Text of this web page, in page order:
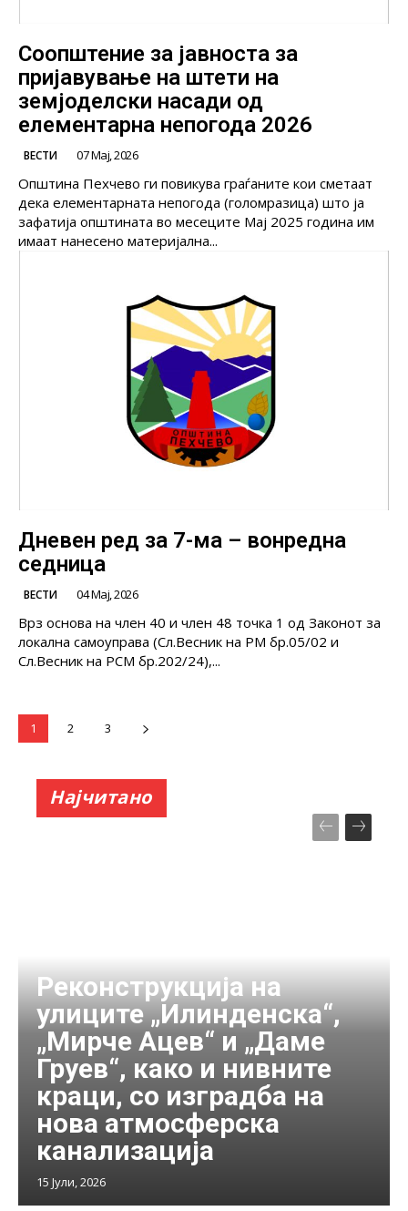
Соопштение за јавноста за
пријавување на штети на
земјоделски насади од
елементарна непогода 2026
ВЕСТИ 07 Мај, 2026
Општина Пехчево ги повикува граѓаните кои сметаат
дека елементарната непогода (голомразица) што ја
зафатија општината во месеците Mај 2025 година им
имаат нанесено материјална...
Дневен ред за 7-ма – вонредна
седница
ВЕСТИ 04 Мај, 2026
Врз основа на член 40 и член 48 точка 1 од Законот за
локална самоуправа (Сл.Весник на РМ бр.05/02 и
Сл.Весник на РСМ бр.202/24),...
1 2 3
Најчитано
Реконструкција на
улиците „Илинденска“,
„Мирче Ацев“ и „Даме
Груев“, како и нивните
краци, со изградба на
нова атмосферска
канализација
15 Јули, 2026